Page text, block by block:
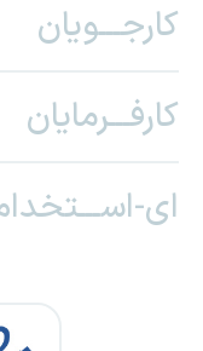
کارجـــویان
کارفـــرمایان
ای-